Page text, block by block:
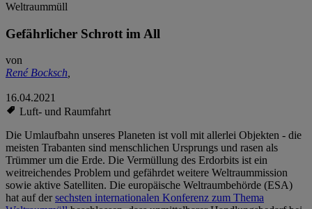
Weltraummüll
Gefährlicher Schrott im All
von
René Bocksch,
16.04.2021
Luft- und Raumfahrt
Die Umlaufbahn unseres Planeten ist voll mit allerlei Objekten - die
meisten Trabanten sind menschlichen Ursprungs und rasen als
Trümmer um die Erde. Die Vermüllung des Erdorbits ist ein
weitreichendes Problem und gefährdet weitere Weltraummission
sowie aktive Satelliten. Die europäische Weltraumbehörde (ESA)
hat auf dersechsten internationalen Konferenz zum Thema